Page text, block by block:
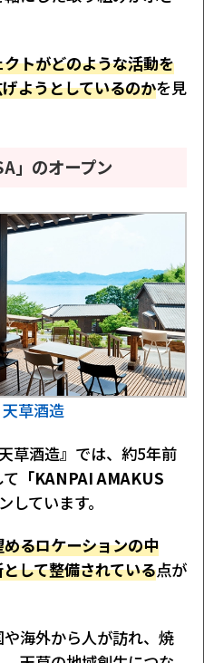
トがどのような活動を
ようとしているのかを見
」のオープン
草酒造
草酒造』では、約5年前
「KANPAI AMAKUS
しています。
るロケーションの中
して整備されている点が
海外から人が訪れ、焼